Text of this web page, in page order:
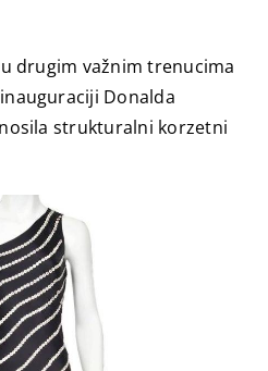
drugim važnim trenucima
Donalda
strukturalni korzetni